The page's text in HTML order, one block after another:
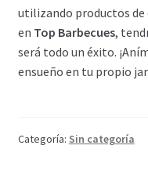
utilizando productos de
en Top Barbecues,
será todo un éxito.
ensueño en tu propio
Categoría: Sin categoría